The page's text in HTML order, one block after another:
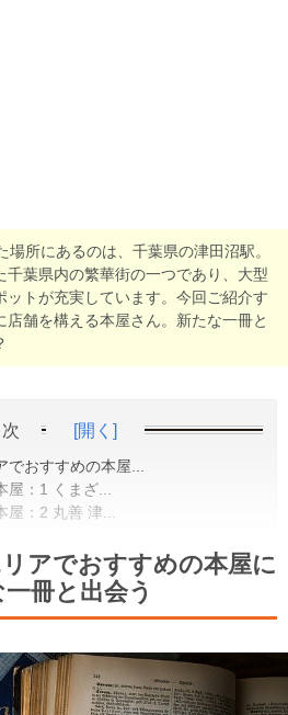
所にあるのは、千葉県の津田沼駅。
葉県内の繁華街の一つであり、大型
トが充実しています。今回ご紹介す
店舗を構える本屋さん。新たな一冊と
次 [開く]
おすすめの本屋...
：1 くまざ...
：2 丸善 津...
アでおすすめの本屋に
冊と出会う